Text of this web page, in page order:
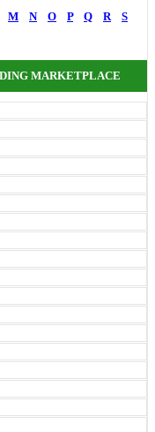
M N O P Q R
S
MARKETPLACE